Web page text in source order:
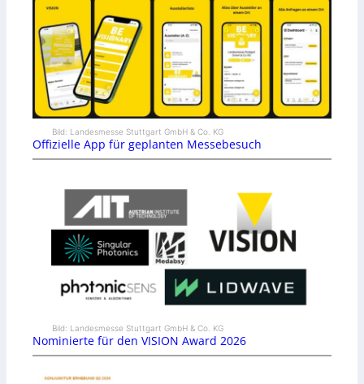
Bild: Landesmesse Stuttgart GmbH & Co. KG
Offizielle App für geplanten Messebesuch
Bild: Landesmesse Stuttgart GmbH & Co. KG
Nominierte für den VISION Award 2026